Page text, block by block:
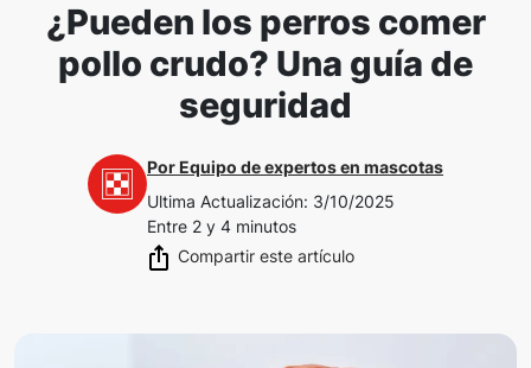
¿Pueden los perros comer
pollo crudo? Una guía de
seguridad
PorEquipo de expertos en mascotas
Ultima Actualización: 3/10/2025
Entre 2 y 4 minutos
Compartir este artículo